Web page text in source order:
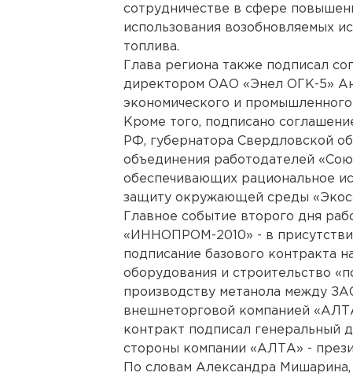
сотрудничестве в сфере
использования возобновляемых
топлива.
Глава региона также подписал
директором ОАО «Энел ОГК-5»
экономического и промышленного
Кроме того, подписано
РФ, губернатора Свердловской
объединения работодателей
обеспечивающих рациональное
защиту окружающей среды
Главное событие второго дня
«ИННОПРОМ-2010» - в
подписание базового контракта
оборудования и строительство
производству метанола между
внешнеторговой компанией
контракт подписал генеральный
стороны компании «АЛТА» -
По словам Александра Мишарина,